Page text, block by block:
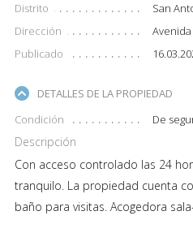
Distrito
San
Dirección
Publicado
DETALLES DE LA PROPIEDAD
Condición
De
Descripción
Con acceso controlado las 24
tranquilo. La propiedad cuenta
baño para visitas. Acogedora